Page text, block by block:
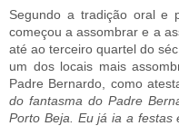
Segundo a tradição oral e
começou a assombrar e a
até ao terceiro quartel do
um dos locais mais
Padre Bernardo, como
do fantasma do Padre
Porto Beja. Eu já ia a